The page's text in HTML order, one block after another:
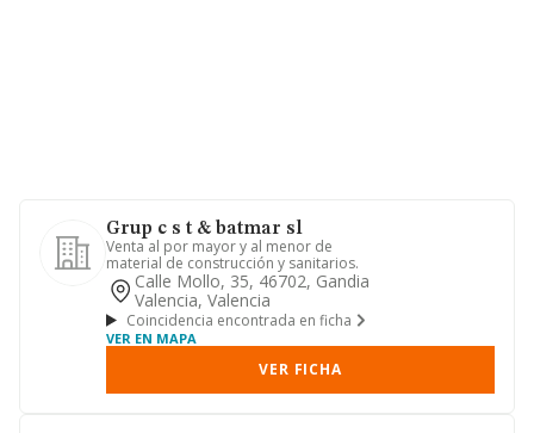
Grup c s t & batmar sl
Venta al por mayor y al menor de
material de construcción y sanitarios.
Calle Mollo, 35, 46702, Gandia
Valencia, Valencia
Coincidencia encontrada en ficha
VER EN MAPA
VER FICHA